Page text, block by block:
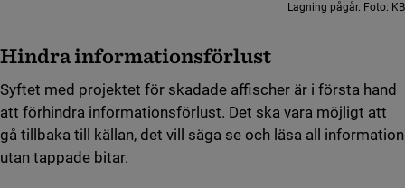
Lagning pågår. Foto: KB
Hindra informationsförlust
Syftet med projektet för skadade affischer är i första hand
att förhindra informationsförlust. Det ska vara möjligt att
gå tillbaka till källan, det vill säga se och läsa all information
utan tappade bitar.